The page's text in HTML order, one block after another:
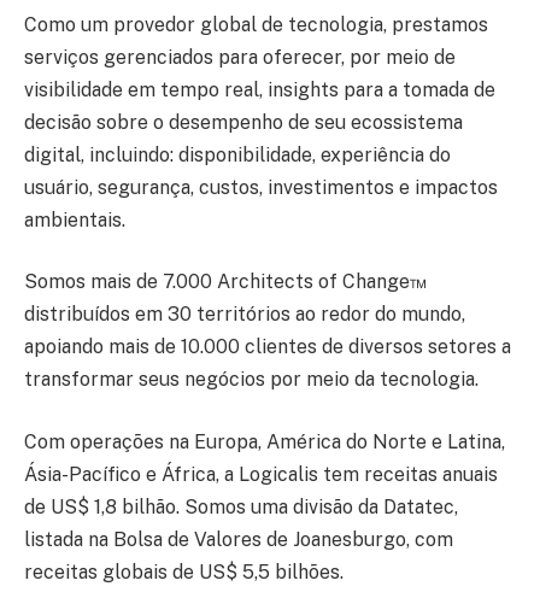
Como um provedor global de tecnologia, prestamos
serviços gerenciados para oferecer, por meio de
visibilidade em tempo real, insights para a tomada de
decisão sobre o desempenho de seu ecossistema
digital, incluindo: disponibilidade, experiência do
usuário, segurança, custos, investimentos e impactos
ambientais.
Somos mais de 7.000 Architects of Change™
distribuídos em 30 territórios ao redor do mundo,
apoiando mais de 10.000 clientes de diversos setores a
transformar seus negócios por meio da tecnologia.
Com operações na Europa, América do Norte e Latina,
Ásia-Pacífico e África, a Logicalis tem receitas anuais
de US$ 1,8 bilhão. Somos uma divisão da Datatec,
listada na Bolsa de Valores de Joanesburgo, com
receitas globais de US$ 5,5 bilhões.